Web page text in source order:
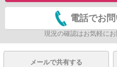
電話でお
現況の確認はお気軽にお
メールで共有する